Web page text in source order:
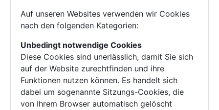
Auf unseren Websites verwenden wir Cookies
nach den folgenden Kategorien:
Unbedingt notwendige Cookies
Diese Cookies sind unerlässlich, damit Sie sich
auf der Website zurechtfinden und ihre
Funktionen nutzen können. Es handelt sich
dabei um sogenannte Sitzungs-Cookies, die
von Ihrem Browser automatisch gelöscht